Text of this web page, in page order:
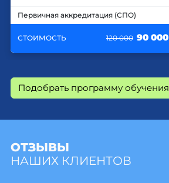
Первичная аккредитация (СПО)
СТОИМОСТЬ 120 000 90 000
Подобрать программу обучения
ОТЗЫВЫ
НАШИХ КЛИЕНТОВ